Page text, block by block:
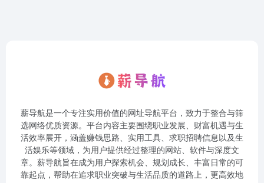
薪导航是一个专注实用价值的网址导航平台，致力于整合与筛
选网络优质资源。平台内容主要围绕职业发展、财富机遇与生
活效率展开，涵盖赚钱思路、实用工具、求职招聘信息以及生
活娱乐等领域，为用户提供经过整理的网站、软件与深度文
章。薪导航旨在成为用户探索机会、规划成长、丰富日常的可
靠起点，帮助在追求职业突破与生活品质的道路上，更高效地